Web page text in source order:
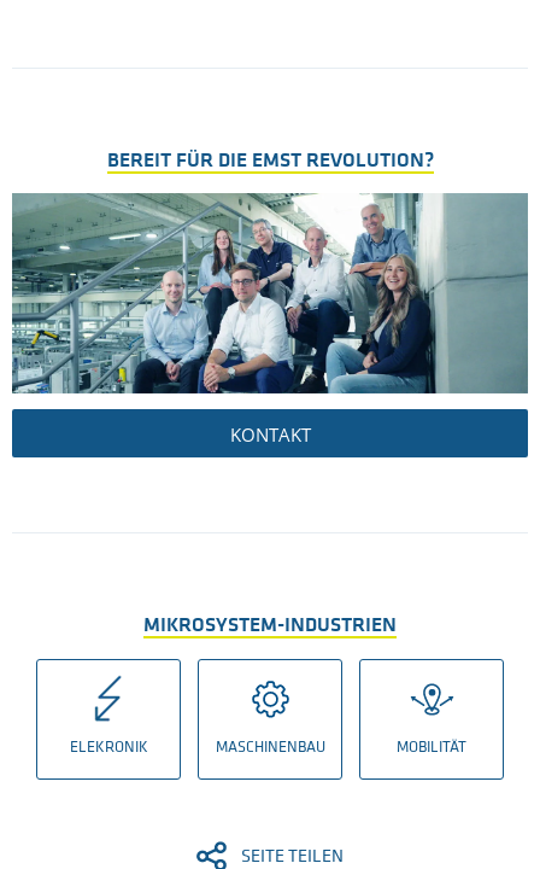
BEREIT FÜR DIE EMST REVOLUTION?
KONTAKT
MIKROSYSTEM-INDUSTRIEN
ELEKRONIK MASCHINENBAU MOBILITÄT
SEITE TEILEN